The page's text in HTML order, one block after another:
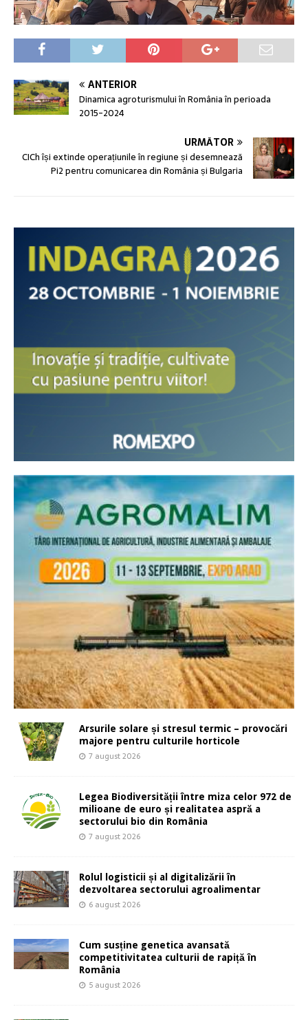
ANTERIOR
Dinamica agroturismului în România în perioada
2015-2024
URMĂTOR
CICh își extinde operațiunile în regiune și desemnează
Pi2 pentru comunicarea din România și Bulgaria
Arsurile solare și stresul termic – provocări
majore pentru culturile horticole
7 august 2026
Legea Biodiversității între miza celor 972 de
milioane de euro și realitatea aspră a
sectorului bio din România
7 august 2026
Rolul logisticii și al digitalizării în
dezvoltarea sectorului agroalimentar
6 august 2026
Cum susține genetica avansată
competitivitatea culturii de rapiță în
România
5 august 2026